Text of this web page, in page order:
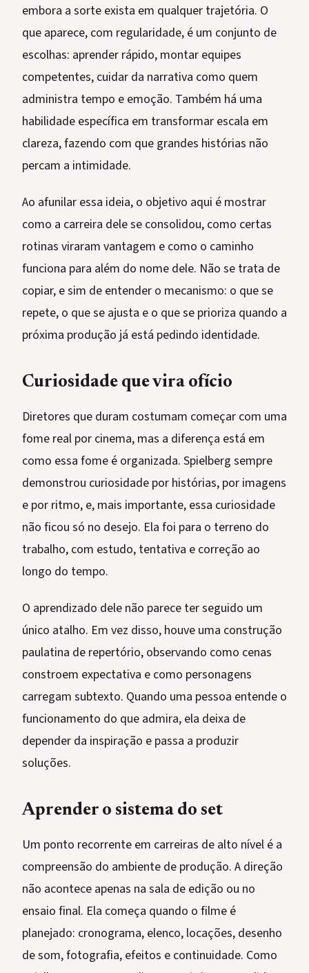
embora a sorte exista em qualquer trajetória. O
que aparece, com regularidade, é um conjunto de
escolhas: aprender rápido, montar equipes
competentes, cuidar da narrativa como quem
administra tempo e emoção. Também há uma
habilidade específica em transformar escala em
clareza, fazendo com que grandes histórias não
percam a intimidade.
Ao afunilar essa ideia, o objetivo aqui é mostrar
como a carreira dele se consolidou, como certas
rotinas viraram vantagem e como o caminho
funciona para além do nome dele. Não se trata de
copiar, e sim de entender o mecanismo: o que se
repete, o que se ajusta e o que se prioriza quando a
próxima produção já está pedindo identidade.
Curiosidade que vira ofício
Diretores que duram costumam começar com uma
fome real por cinema, mas a diferença está em
como essa fome é organizada. Spielberg sempre
demonstrou curiosidade por histórias, por imagens
e por ritmo, e, mais importante, essa curiosidade
não ficou só no desejo. Ela foi para o terreno do
trabalho, com estudo, tentativa e correção ao
longo do tempo.
O aprendizado dele não parece ter seguido um
único atalho. Em vez disso, houve uma construção
paulatina de repertório, observando como cenas
constroem expectativa e como personagens
carregam subtexto. Quando uma pessoa entende o
funcionamento do que admira, ela deixa de
depender da inspiração e passa a produzir
soluções.
Aprender o sistema do set
Um ponto recorrente em carreiras de alto nível é a
compreensão do ambiente de produção. A direção
não acontece apenas na sala de edição ou no
ensaio final. Ela começa quando o filme é
planejado: cronograma, elenco, locações, desenho
de som, fotografia, efeitos e continuidade. Como